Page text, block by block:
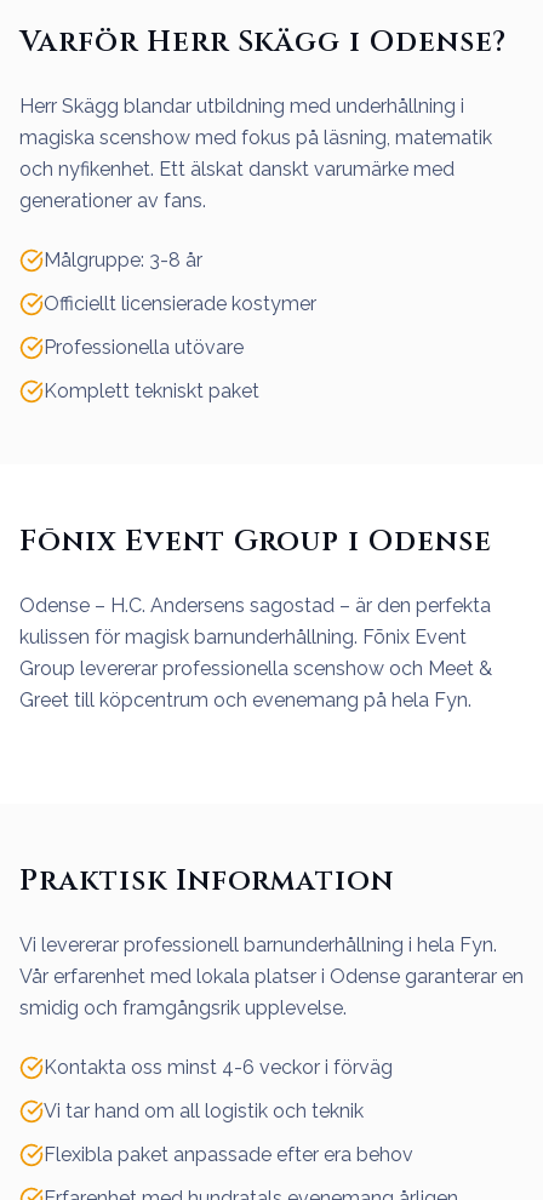
Varför Herr Skägg i Odense?
Herr Skägg blandar utbildning med underhållning i
magiska scenshow med fokus på läsning, matematik
och nyfikenhet. Ett älskat danskt varumärke med
generationer av fans.
Målgruppe: 3-8 år
Officiellt licensierade kostymer
Professionella utövare
Komplett tekniskt paket
Fōnix Event Group i Odense
Odense – H.C. Andersens sagostad – är den perfekta
kulissen för magisk barnunderhållning. Fōnix Event
Group levererar professionella scenshow och Meet &
Greet till köpcentrum och evenemang på hela Fyn.
Praktisk Information
Vi levererar professionell barnunderhållning i hela Fyn.
Vår erfarenhet med lokala platser i Odense garanterar en
smidig och framgångsrik upplevelse.
Kontakta oss minst 4-6 veckor i förväg
Vi tar hand om all logistik och teknik
Flexibla paket anpassade efter era behov